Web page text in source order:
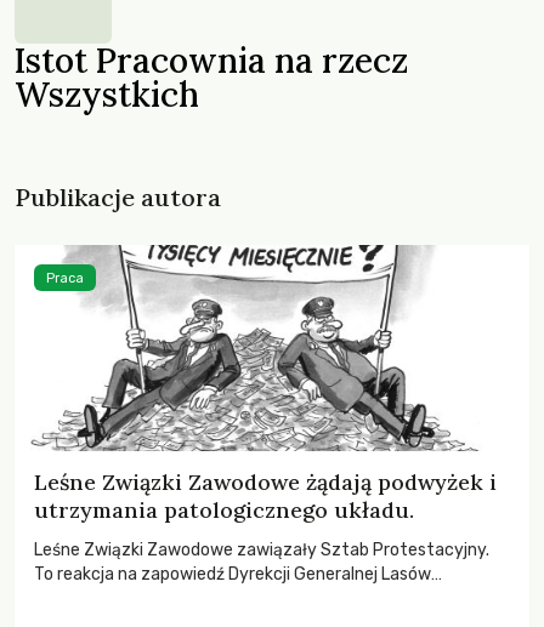
Istot Pracownia na rzecz
Wszystkich
Publikacje autora
Leśne Związki Zawodowe żądają podwyżek i
utrzymania patologicznego układu.
Leśne Związki Zawodowe zawiązały Sztab Protestacyjny.
To reakcja na zapowiedź Dyrekcji Generalnej Lasów
Praca